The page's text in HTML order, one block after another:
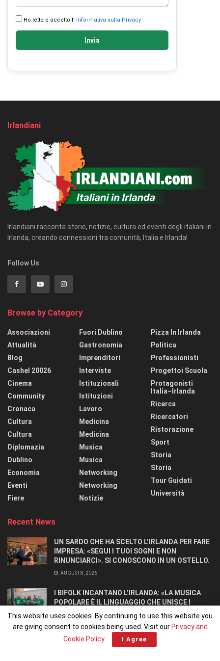
Ho letto e accetto l’ Informativa sulla Privacy
Invia
Irlandiani
Irlandiani racconta storie, notizie, cultura ed eventi degli italiani in
Irlanda, creando connessioni tra comunità, Italia e Irlanda!
Follow Us
Browse by Category
Associazioni
Attualità
Blog
Cashel 20026
Cinema
Community
Cronaca
Cultura
Cultura
Diplomazia
Dublino
Economia
Eventi
Fiere
Fuori Dublino
Gastronomia
Imprenditori
Interviste
Istituzionali
Istituzioni
Lavoro
Medicina
Medicina
Musica
Musica
Networking
Networking
Notizie
Pizza In Irlanda
Politica
Professionisti
Progettoi Scuola
Protagonisti
Italia–Irlanda
Ricerca
Ricercatori
Ristorazione
Sport
Storia
Storia
Tour Guidati
Università
Recent News
UN SARDO CHE HA SCELTO L’IRLANDA PER FARE
IMPRESA: «SEGUI I TUOI SOGNI E NON
RINUNCIARCI». SI CONOSCONO IN UN OSTELLO.
AUGUST 8, 2026
I BIFOLK INCANTANO L’IRLANDA: «LA MUSICA
POPOLARE È IL LINGUAGGIO CHE UNISCE I
POPOLI»
JULY 31, 2026
This website uses cookies. By continuing to use this website you
are giving consent to cookies being used. Visit our Privacy and
Cookie Policy. I Agree